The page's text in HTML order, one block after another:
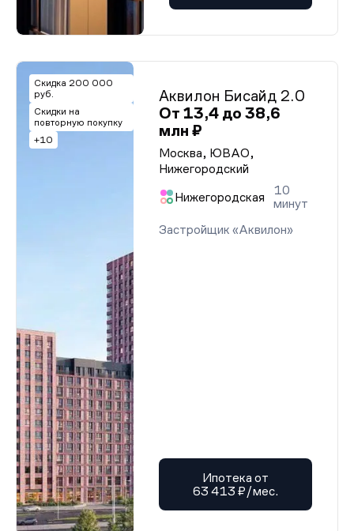
Скидка 200 000
руб.
Скидки на
повторную покупку
+10
Аквилон Бисайд 2.0
От 13,4 до 38,6
млн ₽
Москва, ЮВАО,
Нижегородский
Нижегородская
10
минут
Застройщик «Аквилон»
Ипотека от
63 413 ₽/мес.